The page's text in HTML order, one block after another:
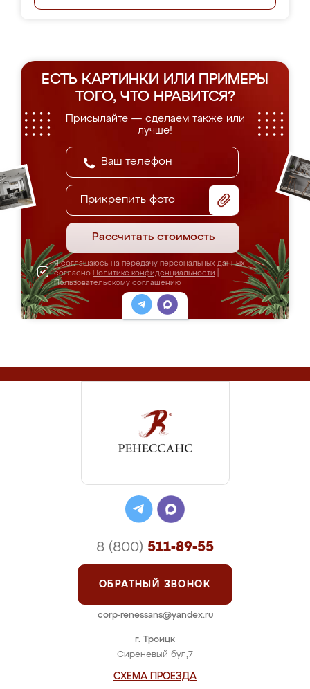
ЕСТЬ КАРТИНКИ ИЛИ ПРИМЕРЫ
ТОГО, ЧТО НРАВИТСЯ?
Присылайте — сделаем также или
лучше!
Прикрепить фото
Рассчитать стоимость
Я соглашаюсь на передачу персональных данных
согласно Политике конфиденциальности
Пользовательскому соглашению
г. Троицк
Сиреневый бул,7
СХЕМА ПРОЕЗДА
8 (800) 511-89-55
ОБРАТНЫЙ ЗВОНОК
corp-renessans@yandex.ru